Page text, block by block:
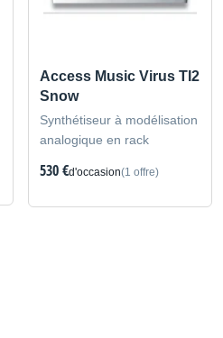
Access Music Virus TI2
Snow
Synthétiseur à modélisation
analogique en rack
530 €d'occasion(1 offre)